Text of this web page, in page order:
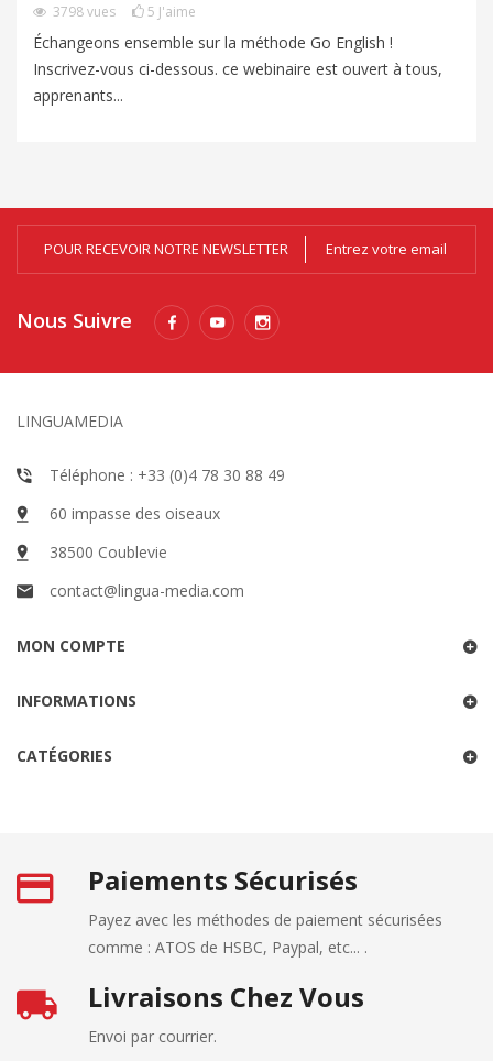
3798vues 5 J'aime
Échangeons ensemble sur la méthode Go English !
Inscrivez-vous ci-dessous. ce webinaire est ouvert à tous,
apprenants...
POUR RECEVOIR NOTRE NEWSLETTER
Nous Suivre
LINGUAMEDIA
Téléphone : +33 (0)4 78 30 88 49
60 impasse des oiseaux
38500 Coublevie
contact@lingua-media.com
MON COMPTE
INFORMATIONS
CATÉGORIES
Paiements Sécurisés
Payez avec les méthodes de paiement sécurisées
comme : ATOS de HSBC, Paypal, etc... .
Livraisons Chez Vous
Envoi par courrier.